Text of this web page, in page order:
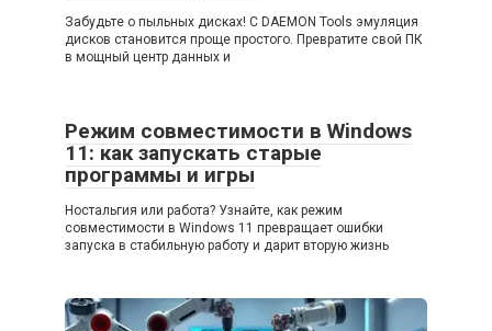
Забудьте о пыльных дисках! С DAEMON Tools эмуляция
дисков становится проще простого. Превратите свой ПК
в мощный центр данных и
Режим совместимости в Windows
11: как запускать старые
программы и игры
Ностальгия или работа? Узнайте, как режим
совместимости в Windows 11 превращает ошибки
запуска в стабильную работу и дарит вторую жизнь